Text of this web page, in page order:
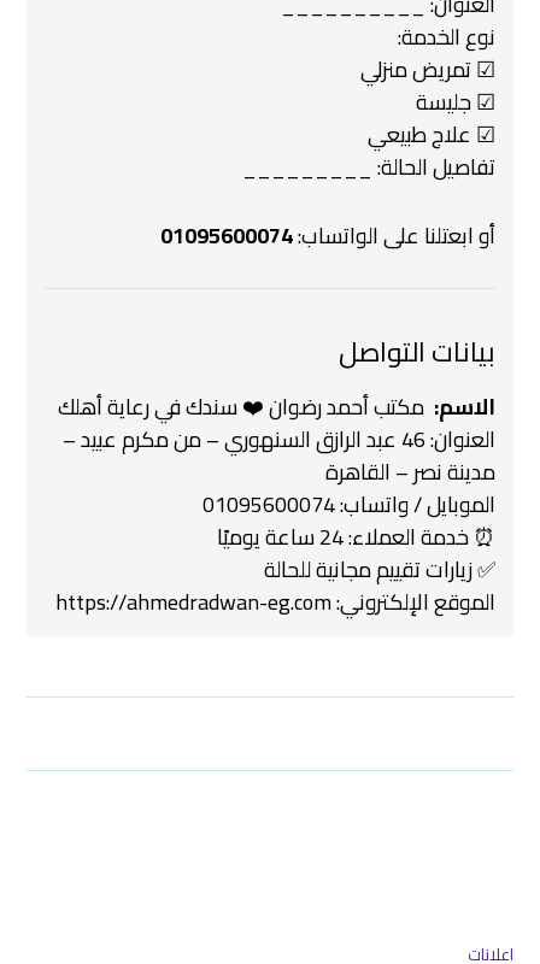
نوع الخدمة:
☑ تمريض منزلي
☑ جليسة
☑ علاج طبيعي
تفاصيل الحالة: _________
أو ابعتلنا على الواتساب:01095600074
بيانات التواصل
الاسم: ‍ مكتب أحمد رضوان ❤️‍ سندك في رعاية أهلك
العنوان: 46 عبد الرازق السنهوري – من مكرم عبيد –
مدينة نصر – القاهرة
الموبايل / واتساب: 01095600074
⏰ خدمة العملاء: 24 ساعة يوميًا
✅ زيارات تقييم مجانية للحالة
الموقع الإلكتروني:https://ahmedradwan-eg.com
اعلانات